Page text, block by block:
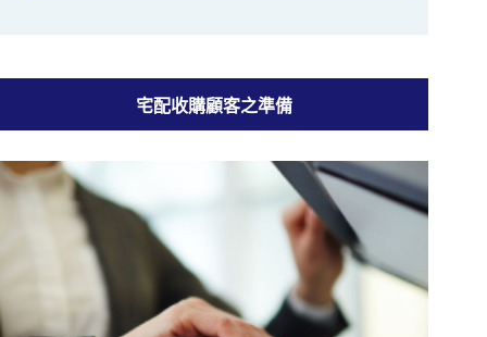
宅配收購顧客之準備